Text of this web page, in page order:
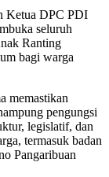
Ketua DPC PDI
seluruh
Ranting
bagi warga
memastikan
pengungsi
legislatif, dan
termasuk badan
Pangaribuan